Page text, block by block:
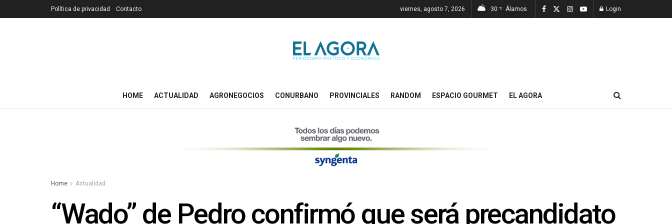
Política de privacidad Contacto viernes, agosto 7, 2026 30 °C Álamos Login
HOME ACTUALIDAD AGRONEGOCIOS CONURBANO PROVINCIALES RANDOM ESPACIO GOURMET EL AGORA
Home Actualidad
“Wado” de Pedro confirmó que será precandidato